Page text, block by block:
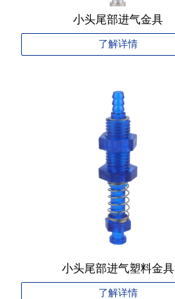
小头尾部进气金具
了解详情
小头尾部进气塑料金具
了解详情